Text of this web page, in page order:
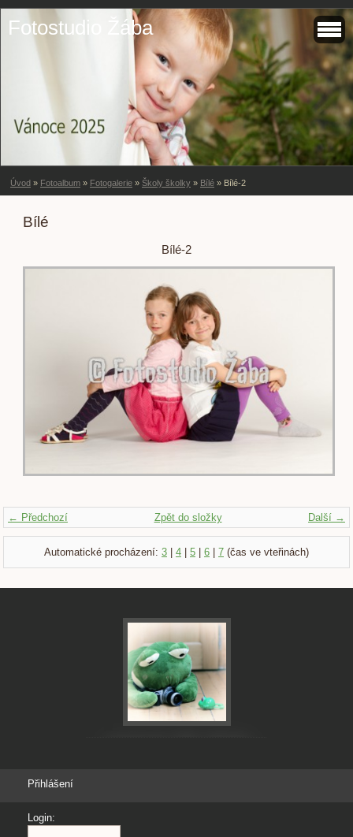
Fotostudio Žába
Úvod » Fotoalbum » Fotogalerie » Školy školky » Bílé » Bílé-2
Bílé
Bílé-2
← Předchozí Další →
Zpět do složky
Automatické procházení: 3 4 5 6 7 (čas ve vteřinách)
Přihlášení
Login: